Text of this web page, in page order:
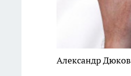
Александр Дюков